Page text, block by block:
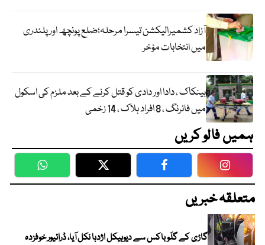
آزاد کشمیرالیکشن تیسرا مرحلہ؛ضلع پونچھ اور پلندری
میں انتخابات مؤخر
بینکاک ، دادا اور دادی کو قتل کرنے کے بعد ملزم کی اسکول
میں فائرنگ ، 8 افراد ہلاک ، 14 زخمی
ہمیں فالو کریں
WhatsApp Twitter Facebook
متعلقہ خبریں
گاڑی کے گلَو باکس سے دیوہیکل اژدہا نکل آیا، ڈرائیور خوفزدہ